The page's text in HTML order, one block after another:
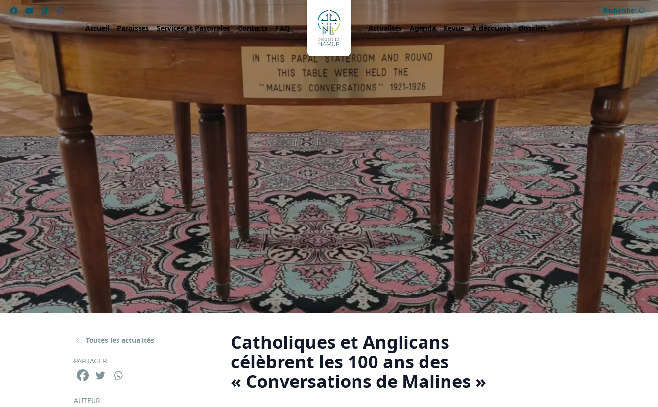
Rechercher
Accueil Paroisses Services et Pastorales Contacts FAQ Actualités Agenda Revue À découvrir Dossiers
Toutes les actualités
PARTAGER
AUTEUR
Catholiques et Anglicans
célèbrent les 100 ans des
« Conversations de Malines »